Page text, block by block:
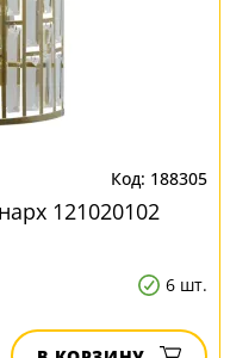
188305
121020102
6 шт.